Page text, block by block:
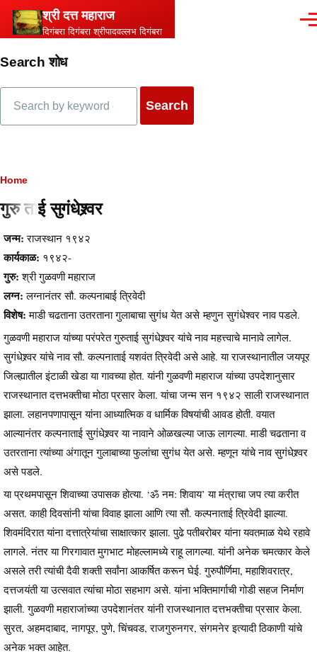
Skip to main content
श्री दत्त महाराज
दिगंबरा दिगंबरा श्रीपादवल्लभ दिगंबरा
Search शोध
Breadcrumb
Home
गुरु ताई सुगंधेश्र्वर
Content
जन्म: राजस्थान १९४२
कार्यकाळ: १९४२-
गुरु: श्री गुळवणी महाराज
लग्न: लग्नानंतर सौ. कल्पनाबाई त्रिवेदी
विशेष: माडी चढताना उतरताना गुलाबाचा सुगंध येत असे म्हणुन सुगंधेश्वर नाव पडले.
गुळवणी महाराज यांच्या परंपरेत गुरुताई सुगंधेश्र्वर यांचे नाव महत्त्वाचे मानावे लागेल.
सुगंधेश्र्वर यांचे नाव सौ. कल्पनाताई यशवंत त्रिवेदी असे आहे. या राजस्थानातील जयपूर
जिल्ह्यातील इंटाळी खेडा या गावच्या होत. यांनी गुळवणी महाराज यांच्या उपदेशानुसार
राजस्थानात दत्तभक्तीचा मोठा प्रसार केला. यांचा जन्म सन १९४२ साली राजस्थानात
झाला. लहानपणापासून यांना आध्यात्मिक व धार्मिक विषयांची आवड होती. वयात
आल्यानंतर कल्पनाताई सुगंधेश्र्वर या नावाने ओळखल्या जाऊ लागल्या. माडी चढताना व
उतरताना त्यांच्या अंगातून गुलाबाच्या फुलांचा सुगंध येत असे. म्हणून यांचे नाव सुगंधेश्र्वर
असे पडले.
या प्रथमपासून शिवाच्या उपासक होत्या. ‘ॐ नम: शिवाय’ या मंत्राचा जप त्या करीत
असत. काही दिवसांनी यांचा विवाह झाला आणि त्या सौ. कल्पनाताई त्रिवेदी झाल्या.
शिवमंदिरात यांना दत्तात्रेयांचा साक्षात्कार झाला. पुढे पतीबरोबर यांना यवतमाळ येथे रहावे
लागले. नंतर या गिरगावात मुगभाट मोहल्लामध्ये राहू लागल्या. यांनी अनेक चमत्कार केले
असले तरी त्यांची दैवी शक्ती सर्वांना आकर्षित करून घेई. गुरुपौर्णिमा, महाशिवरात्र,
दत्तजयंती या उत्सवात त्यांचा मोठा सहभाग असे. यांना भक्तिमार्गाची गोडी सहज निर्माण
झाली. गुळवणी महाराजांच्या उपदेशानंतर यांनी राजस्थानात दत्तभक्तीचा प्रसार केला.
सुरत, अहमदाबाद, नागपूर, पुणे, चिंचवड, राजगुरुनगर, संगमनेर इत्यादी ठिकाणी यांचे
अनेक भक्त आहेत.